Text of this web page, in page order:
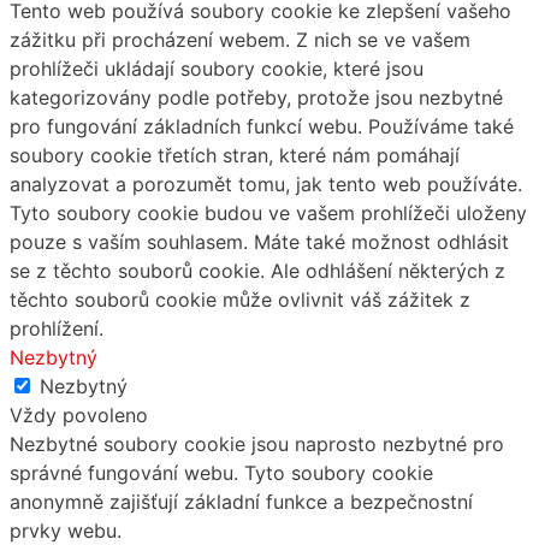
Tento web používá soubory cookie ke zlepšení vašeho
zážitku při procházení webem. Z nich se ve vašem
prohlížeči ukládají soubory cookie, které jsou
kategorizovány podle potřeby, protože jsou nezbytné
pro fungování základních funkcí webu. Používáme také
soubory cookie třetích stran, které nám pomáhají
analyzovat a porozumět tomu, jak tento web používáte.
Tyto soubory cookie budou ve vašem prohlížeči uloženy
pouze s vaším souhlasem. Máte také možnost odhlásit
se z těchto souborů cookie. Ale odhlášení některých z
těchto souborů cookie může ovlivnit váš zážitek z
prohlížení.
Nezbytný
Nezbytný
Vždy povoleno
Nezbytné soubory cookie jsou naprosto nezbytné pro
správné fungování webu. Tyto soubory cookie
anonymně zajišťují základní funkce a bezpečnostní
prvky webu.